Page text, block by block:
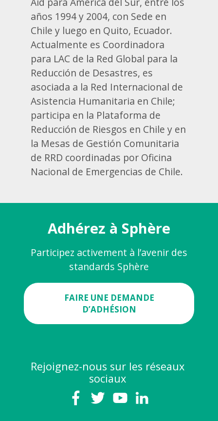
años 1994 y 2004, con Sede en
Chile y luego en Quito, Ecuador.
Actualmente es Coordinadora
para LAC de la Red Global para la
Reducción de Desastres, es
asociada a la Red Internacional de
Asistencia Humanitaria en Chile;
participa en la Plataforma de
Reducción de Riesgos en Chile y en
la Mesas de Gestión Comunitaria
de RRD coordinadas por Oficina
Nacional de Emergencias de Chile.
Adhérez à Sphère
Participez activement à l’avenir des
standards Sphère
FAIRE UNE DEMANDE
D’ADHÉSION
Rejoignez-nous sur les réseaux
sociaux